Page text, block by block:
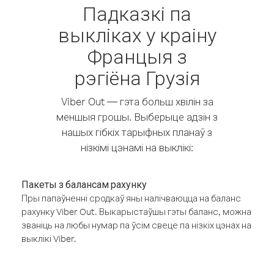
Падказкі па
выкліках у краіну
Францыя з
рэгіёна Грузія
Viber Out — гэта больш хвілін за
меншыя грошы. Выберыце адзін з
нашых гібкіх тарыфных планаў з
нізкімі цэнамі на выклікі:
Пакеты з балансам рахунку
Пры папаўненні сродкаў яны налічваюцца на баланс
рахунку Viber Out. Выкарыстаўшы гэты баланс, можна
званіць на любы нумар па ўсім свеце па нізкіх цэнах на
выклікі Viber.